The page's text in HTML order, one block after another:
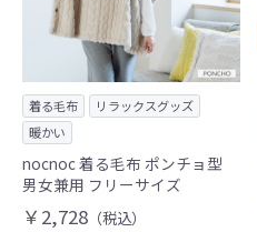
着る毛布
リラックスグッズ
暖かい
nocnoc 着る毛布 ポンチョ型
男女兼用 フリーサイズ
￥2,728 （税込）